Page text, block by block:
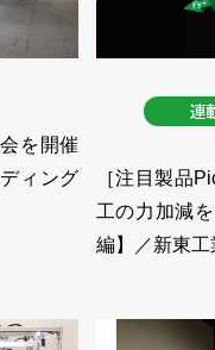
トコントローラーを
イクルタイムを短縮／
器メーカーに出資、低
上高1000億円超へ、新
を開催
ィング
連
［注目製品
工の力加減
編】／新東工